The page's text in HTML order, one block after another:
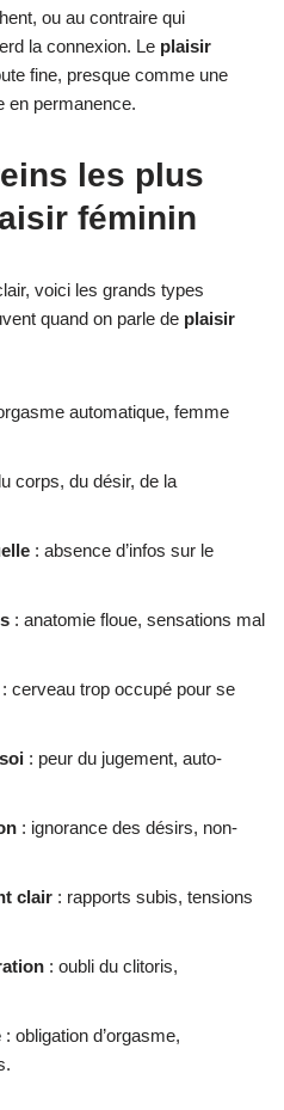
ou au contraire qui
la connexion. Le plaisir
fine, presque comme une
en permanence.
les plus
féminin
voici les grands types
quand on parle de plaisir
automatique, femme
corps, du désir, de la
: absence d’infos sur le
: anatomie floue, sensations mal
: cerveau trop occupé pour se
: peur du jugement, auto-
: ignorance des désirs, non-
clair : rapports subis, tensions
: oubli du clitoris,
: obligation d’orgasme,